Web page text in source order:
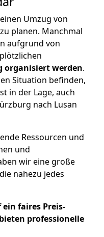
Umzug von
planen. Manchmal
aufgrund von
organisiert werden.
Situation befinden,
in der Lage, auch
nach Lusan
Ressourcen und
und
wir eine große
nahezu jedes
faires Preis-
professionelle